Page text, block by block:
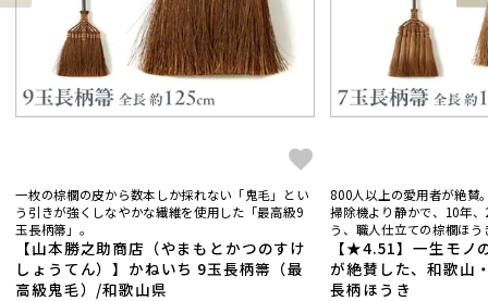
一枚の棕櫚の皮から数本しか採れない「鬼毛」とい
う引きが強くしなやかな繊維を使用した「最高級9
玉長柄箒」。
【山本勝之助商店（やまもとかつのすけ
しょうてん）】かねいち 9玉長柄箒（最
高級鬼毛）/和歌山県
800人以上の愛用者が絶賛
掃除機より静かで、10年
う、職人仕立ての棕櫚ほう
【★4.51】一生モノ
が絶賛した、和歌山
長柄ほうき